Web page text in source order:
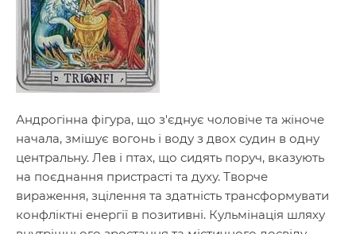
Андрогінна фігура, що з'єднує чоловіче та жіноче
начала, змішує вогонь і воду з двох судин в одну
центральну. Лев і птах, що сидять поруч, вказують
на поєднання пристрасті та духу. Творче
вираження, зцілення та здатність трансформувати
конфліктні енергії в позитивні. Кульмінація шляху